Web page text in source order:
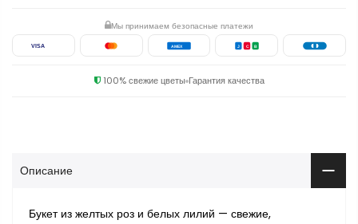
Мы принимаем безопасные платежи
VISA AMEX J C B
100% свежие цветы Гарантия качества
Описание
Букет из желтых роз и белых лилий — свежие,